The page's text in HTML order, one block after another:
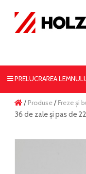
PRELUCRAREA
/ Produse/ Freze și
36 de zale și pas de